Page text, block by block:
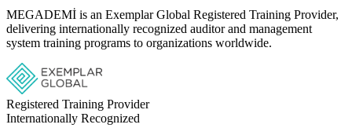
MEGADEMİ is an Exemplar Global Registered Training Provider,
delivering internationally recognized auditor and management
system training programs to organizations worldwide.
Registered Training Provider
Internationally Recognized